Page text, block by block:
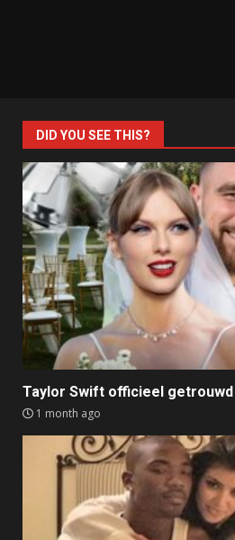
DID YOU SEE THIS?
Taylor Swift officieel
1 month ago